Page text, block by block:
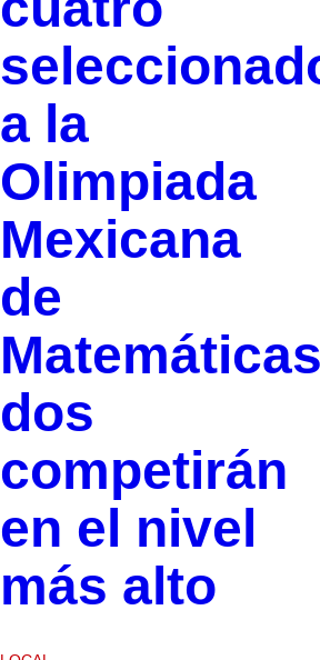
a la
Olimpiada
Mexicana
de
dos
competirán
en el nivel
más alto